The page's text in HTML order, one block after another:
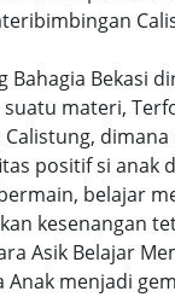
Bahagia Bekasi
materi,
positif si anak
belajar
kesenangan
Asik Belajar
Anak menjadi